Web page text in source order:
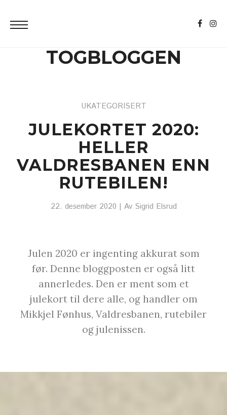
TOGBLOGGEN
UKATEGORISERT
JULEKORTET 2020:
HELLER
VALDRESBANEN ENN
RUTEBILEN!
22. desember 2020 | Av Sigrid Elsrud
Julen 2020 er ingenting akkurat som
før. Denne bloggposten er også litt
annerledes. Den er ment som et
julekort til dere alle, og handler om
Mikkjel Fønhus, Valdresbanen, rutebiler
og julenissen.